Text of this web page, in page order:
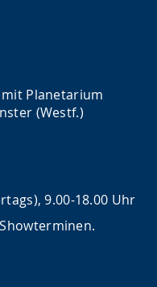
Planetarium
(Westf.)
9.00-18.00 Uhr